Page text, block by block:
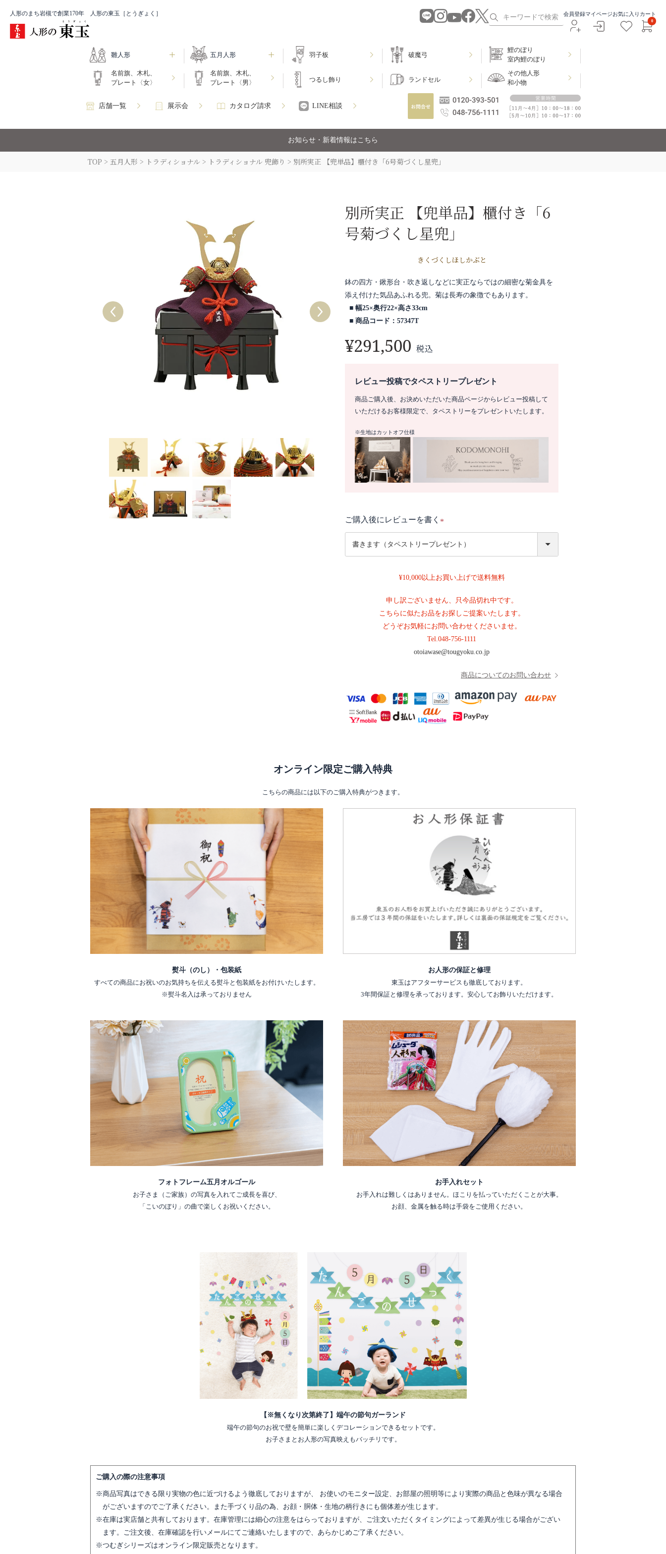
人形のまち岩槻で創業170年 人形の東玉［とうぎょく］ 会員登録マイページお気に入り カート
0
雛人形 五月人形 羽子板 破魔弓
鯉のぼり
室内鯉のぼり
名前旗、木札、
プレート〈女〉
名前旗、木札、
プレート〈男〉
つるし飾り ランドセル
その他人形
和小物
店舗一覧 展示会 カタログ請求 LINE相談
お知らせ・新着情報はこちら
TOP 五月人形 トラディショナル トラディショナル 兜飾り 別所実正 【兜単品】櫃付き「6号菊づくし星兜」
別所実正 【兜単品】櫃付き「6
号菊づくし星兜」
きくづくしほしかぶと
鉢の四方・鍬形台・吹き返しなどに実正ならではの細密な菊金具を
添え付けた気品あふれる兜。菊は長寿の象徴でもあります。
幅25×奥行22×高さ33cm
商品コード：57347T
¥291,500 税込
レビュー投稿でタペストリープレゼント
商品ご購入後、お決めいただいた商品ページからレビュー投稿して
いただけるお客様限定で、タペストリーをプレゼントいたします。
※生地はカットオフ仕様
ご購入後にレビューを書く
)
¥10,000以上お買い上げで送料無料
申し訳ございません、只今品切れ中です。
こちらに似たお品をお探しご提案いたします。
どうぞお気軽にお問い合わせくださいませ。
Tel.048-756-1111
otoiawase@tougyoku.co.jp
商品についてのお問い合わせ
オンライン限定ご購入特典
こちらの商品には以下のご購入特典がつきます。
熨斗（のし）・包装紙
すべての商品にお祝いのお気持ちを伝える熨斗と包装紙をお付けいたします。
※熨斗名入は承っておりません
お人形の保証と修理
東玉はアフターサービスも徹底しております。
3年間保証と修理を承っております。安心してお飾りいただけます。
フォトフレーム五月オルゴール
お子さま（ご家族）の写真を入れてご成長を喜び、
「こいのぼり」の曲で楽しくお祝いください。
お手入れセット
お手入れは難しくはありません。ほこりを払っていただくことが大事。
お顔、金属を触る時は手袋をご使用ください。
【※無くなり次第終了】端午の節句ガーランド
端午の節句のお祝で壁を簡単に楽しくデコレーションできるセットです。
お子さまとお人形の写真映えもバッチリです。
ご購入の際の注意事項
商品写真はできる限り実物の色に近づけるよう徹底しておりますが、 お使いのモニター設定、お部屋の照明等により実際の商品と色味が異なる場合
がございますのでご了承ください。また手づくり品の為、お顔・胴体・生地の柄行きにも個体差が生じます。
在庫は実店舗と共有しております。在庫管理には細心の注意をはらっておりますが、ご注文いただくタイミングによって差異が生じる場合がござい
ます。ご注文後、在庫確認を行いメールにてご連絡いたしますので、あらかじめご了承ください。
つむぎシリーズはオンライン限定販売となります。